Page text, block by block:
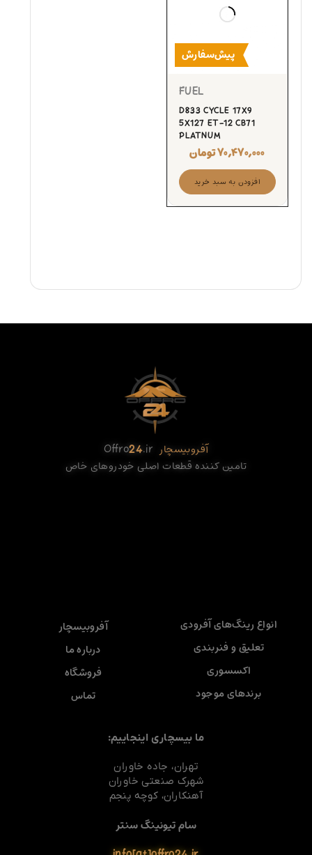
پیش‌سفارش
FUEL
D833 CYCLE 17X9
5X127 ET-12 CB71
PLATNUM
۷۰,۴۷۰,۰۰۰تومان
افزودن به سبد خرید
آفروبیسچار Offro24.ir
تامین کننده قطعات اصلی خودروهای خاص
انواع رینگ‌های آفرودی
تعلیق و فنربندی
اکسسوری
برندهای موجود
آفروبیسچار
درباره ما
فروشگاه
تماس
ما بیسچاری اینجاییم:
تهران، جاده خاوران
شهرک صنعتی خاوران
آهنکاران، کوچه پنجم
سام تیونینگ سنتر